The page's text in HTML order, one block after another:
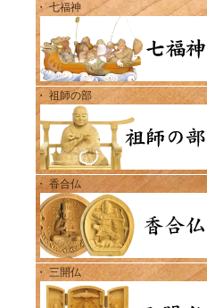
・ 七福神
・ 祖師の部
・ 香合仏
・ 三開仏